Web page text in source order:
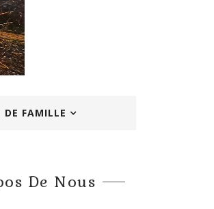
DE FAMILLE
De Nous